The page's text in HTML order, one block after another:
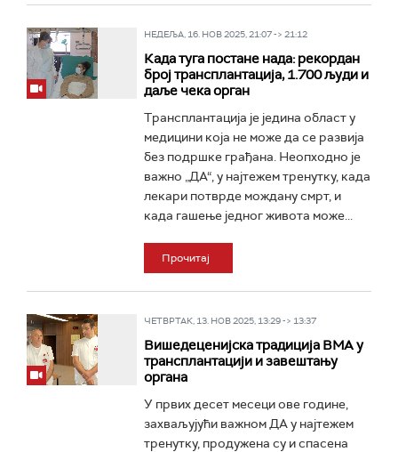
НЕДЕЉА, 16. НОВ 2025, 21:07 -> 21:12
Када туга постане нада: рекордан
број трансплантација, 1.700 људи и
даље чека орган
Трансплантација је једина област у
медицини која не може да се развија
без подршке грађана. Неопходно је
важно „ДА“, у најтежем тренутку, када
лекари потврде мождану смрт, и
када гашење једног живота може...
Прочитај
ЧЕТВРТАК, 13. НОВ 2025, 13:29 -> 13:37
Вишедеценијска традиција ВМА у
трансплантацији и завештању
органа
У првих десет месеци ове године,
захваљујући важном ДА у најтежем
тренутку, продужена су и спасена